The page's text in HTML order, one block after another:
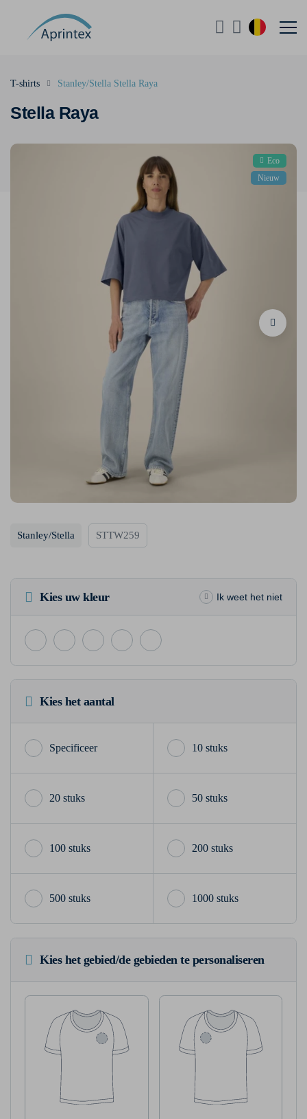
Stella Raya
T-shirts Stanley/Stella Stella Raya
Eco
Nieuw
Stanley/Stella STTW259
Kies uw kleur Ik weet het niet
Kies het aantal
10 stuks
20 stuks 50 stuks
100 stuks 200 stuks
500 stuks 1000 stuks
Kies het gebied/de gebieden te personaliseren